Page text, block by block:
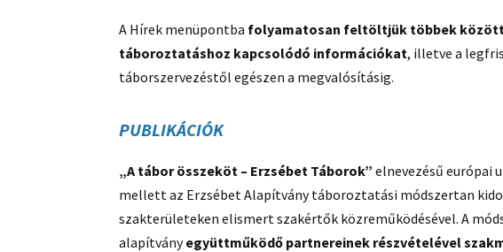
A Hírek menüpontba folyamatosan feltöltjük többek között
táboroztatáshoz kapcsolódó információkat, illetve a
táborszervezéstől egészen a megvalósításig.
PUBLIKÁCIÓK
„A tábor összeköt – Erzsébet Táborok” elnevezésű európai
mellett az Erzsébet Alapítvány táboroztatási módszertan
szakterületeken elismert szakértők közreműködésével. A
alapítványegyüttműködő partnereinek részvételével